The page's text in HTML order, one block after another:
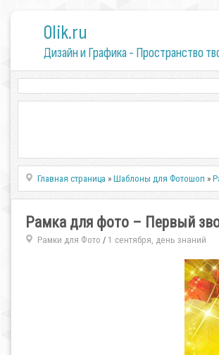
0lik.ru
Дизайн и Графика - Пространство
Главная страница »Шаблоны для Фотошоп »
Рамка для фото – Первый
Рамки для Фото / 1 сентября, день знаний